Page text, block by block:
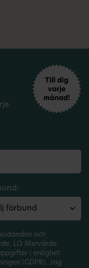
och
LO Mervärde
i enlighet
(GDPR). Jag